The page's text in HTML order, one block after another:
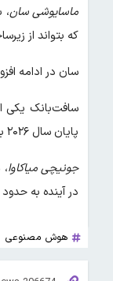
ماسایوشی سان،
که بتواند از
سان در ادامه
سافت‌بانک یکی
پایان سال ۲۰۲۶ به ۶۴٫۶ میلیارد دلار خواهد رسید.
جونیچی میاکاوا
در آینده به
هوش مصنوعی